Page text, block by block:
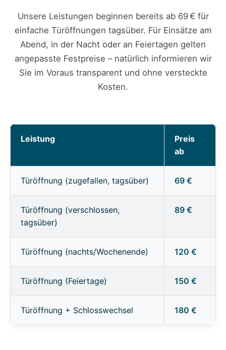
Unsere Leistungen beginnen bereits ab 69 € für
einfache Türöffnungen tagsüber. Für Einsätze am
Abend, in der Nacht oder an Feiertagen gelten
angepasste Festpreise – natürlich informieren wir
Sie im Voraus transparent und ohne versteckte
Kosten.
Leistung
Preis
ab
Türöffnung (zugefallen, tagsüber) 69 €
Türöffnung (verschlossen,
tagsüber)
89 €
Türöffnung (nachts/Wochenende) 120 €
Türöffnung (Feiertage) 150 €
Türöffnung + Schlosswechsel 180 €